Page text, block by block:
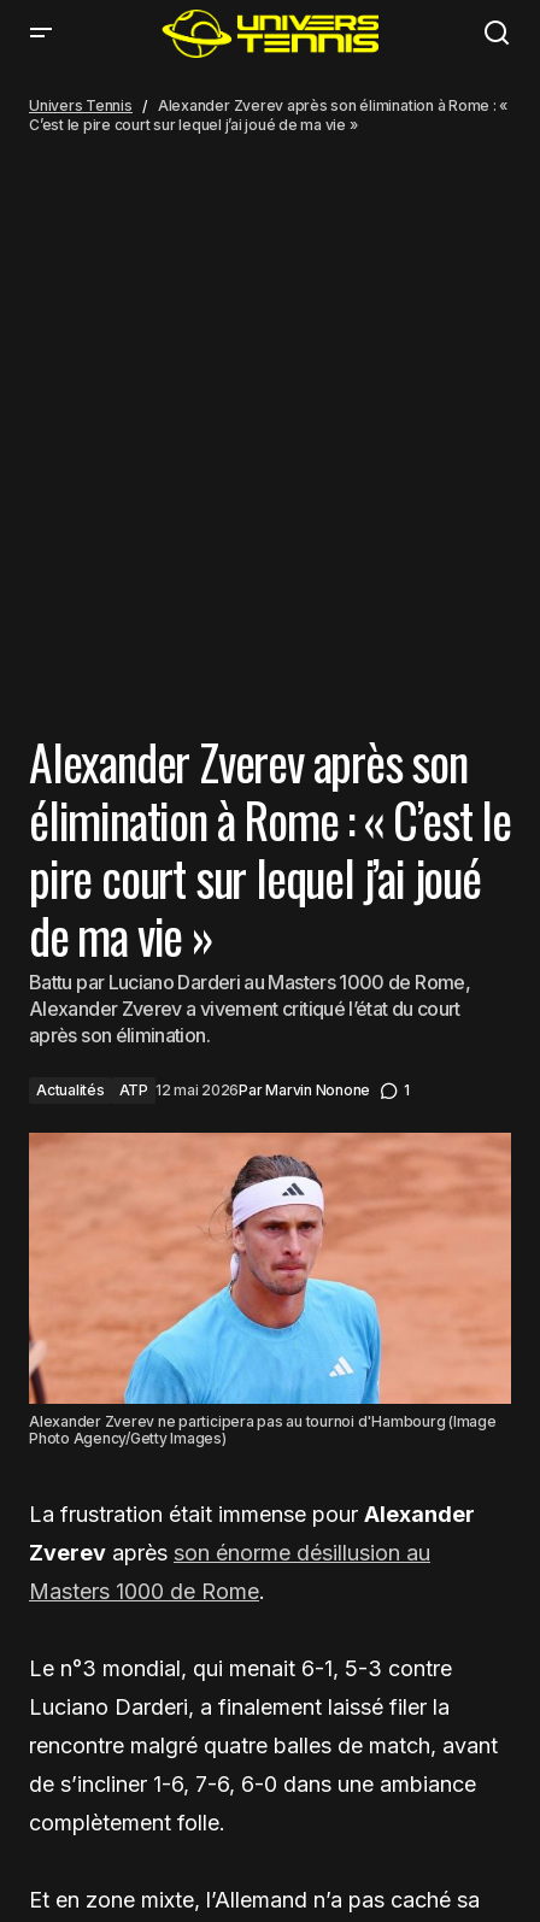
lequel j’ai joué de ma vie »
Univers Tennis
Alexander Zverev après son élimination à Rome : «
C’est le pire court sur lequel j’ai joué de ma vie »
Alexander Zverev après son
élimination à Rome : « C’est le
pire court sur lequel j’ai joué
de ma vie »
Battu par Luciano Darderi au Masters 1000 de Rome,
Alexander Zverev a vivement critiqué l’état du court
après son élimination.
Actualités ATP 12 mai 2026ParMarvin Nonone 1
Alexander Zverev ne participera pas au tournoi d'Hambourg (Image
Photo Agency/Getty Images)
La frustration était immense pour Alexander
Zverev après son énorme désillusion au
Masters 1000 de Rome.
Le n°3 mondial, qui menait 6-1, 5-3 contre
Luciano Darderi, a finalement laissé filer la
rencontre malgré quatre balles de match, avant
de s’incliner 1-6, 7-6, 6-0 dans une ambiance
complètement folle.
Et en zone mixte, l’Allemand n’a pas caché sa